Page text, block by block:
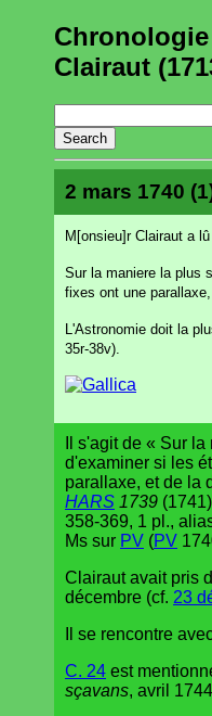
Clairaut
2 mars 1740
M[onsieu]r Clairaut a
Sur la maniere la plus
fixes ont une
L'Astronomie doit la
35r-38v).
Il s'agit de « Sur
d'examiner si les
parallaxe, et de la
HARS 1739
358-369, 1 pl.,
Ms sur PV (PV
Clairaut avait pris
décembre (cf. 23
Il se rencontre
C. 24 est
sçavans, avril